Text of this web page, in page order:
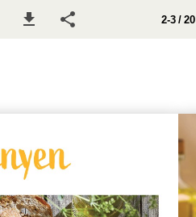
2-3 / 20